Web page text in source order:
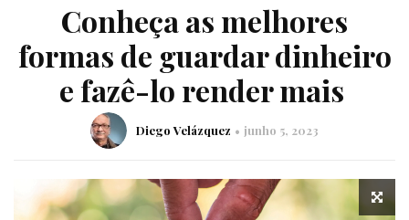
Conheça as melhores
formas de guardar dinheiro
e fazê-lo render mais
Diego Velázquez junho 5, 2023